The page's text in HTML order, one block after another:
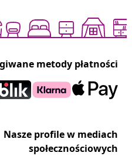
metody płatności
Nasze profile w mediach
społecznościowych